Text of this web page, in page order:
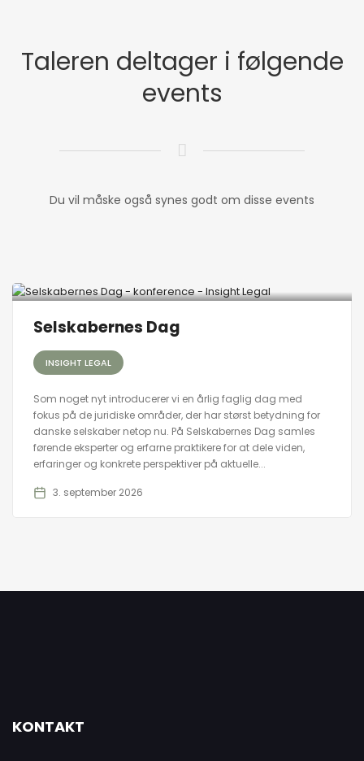
Taleren deltager i følgende
events
Du vil måske også synes godt om disse events
Selskabernes Dag
INSIGHT LEGAL
Som noget nyt introducerer vi en årlig faglig dag med
fokus på de juridiske områder, der har størst betydning for
danske selskaber netop nu. På Selskabernes Dag samles
førende eksperter og erfarne praktikere for at dele viden,
erfaringer og konkrete perspektiver på aktuelle...
3. september 2026
KONTAKT